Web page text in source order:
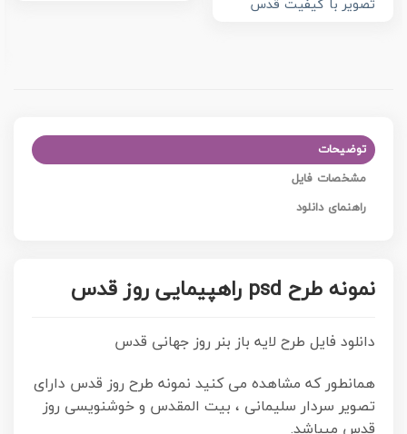
تصویر با کیفیت قدس
توضیحات
مشخصات فایل
راهنمای دانلود
نمونه طرح psd راهپیمایی روز قدس
دانلود فایل طرح لایه باز بنر روز جهانی قدس
همانطور که مشاهده می کنید نمونه طرح روز قدس دارای
تصویر سردار سلیمانی ، بیت المقدس و خوشنویسی روز
قدس میباشد.